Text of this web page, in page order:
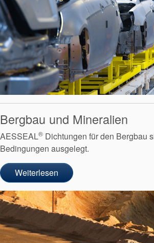
Zertifizierungen und
Kontaktieren Sie uns
Standorte
Neuigkeiten
Nachhaltigkeit
Bergbau und Mineralien
AESSEAL® Dichtungen für den Bergbau
Bedingungen ausgelegt.
Weiterlesen